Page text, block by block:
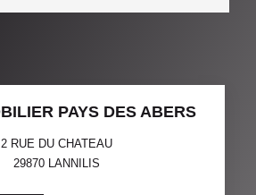
PAYS DES ABERS
2 RUE DU CHATEAU
29870 LANNILIS